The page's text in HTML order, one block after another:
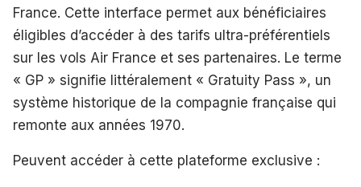
France. Cette interface permet aux bénéficiaires
éligibles d’accéder à des tarifs ultra-préférentiels
sur les vols Air France et ses partenaires. Le terme
« GP » signifie littéralement « Gratuity Pass », un
système historique de la compagnie française qui
remonte aux années 1970.
Peuvent accéder à cette plateforme exclusive :